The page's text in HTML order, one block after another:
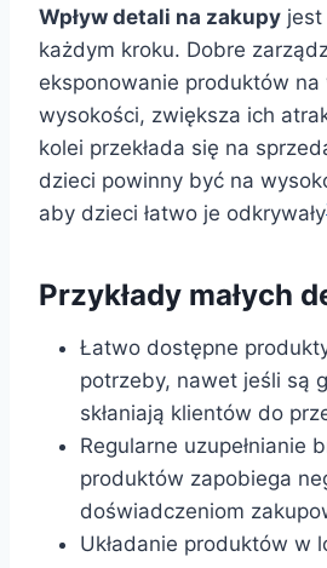
Wpływ detali na zakupy jest
każdym kroku. Dobre
eksponowanie produktów na
wysokości, zwiększa ich
kolei przekłada się na
dzieci powinny być na
aby dzieci łatwo je odkrywały
Przykłady małych
Łatwo dostępne
potrzeby, nawet jeśli są
skłaniają klientów do
Regularne uzupełnianie
produktów zapobiega
doświadczeniom
Układanie produktów w